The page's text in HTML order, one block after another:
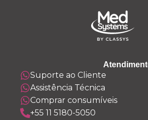
Suporte ao Cliente
Assistência Técnica
Comprar consumíveis
+55 11 5180-5050